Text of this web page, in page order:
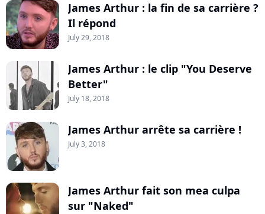
James Arthur : la fin de sa carrière ?
Il répond
July 29, 2018
James Arthur : le clip "You Deserve
Better"
July 18, 2018
James Arthur arrête sa carrière !
July 3, 2018
James Arthur fait son mea culpa
sur "Naked"